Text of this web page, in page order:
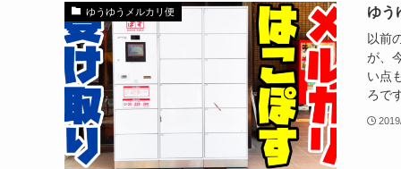
ゆうゆうメルカリ便 ゆう
以前
が、
い点
ろで